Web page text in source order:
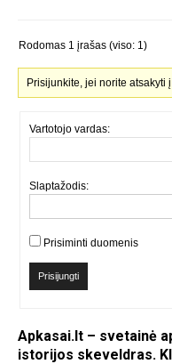
Rodomas 1 įrašas (viso: 1)
Prisijunkite, jei norite atsakyti
Vartotojo vardas:
Slaptažodis:
Prisiminti duomenis
Prisijungti
Apkasai.lt – svetainė
istorijos skeveldras.